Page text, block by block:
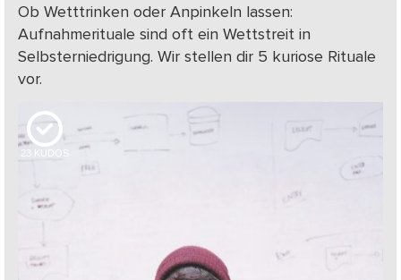
Ob Wetttrinken oder Anpinkeln lassen:
Aufnahmerituale sind oft ein Wettstreit in
Selbsterniedrigung. Wir stellen dir 5 kuriose Rituale
vor.
23 KUDOS